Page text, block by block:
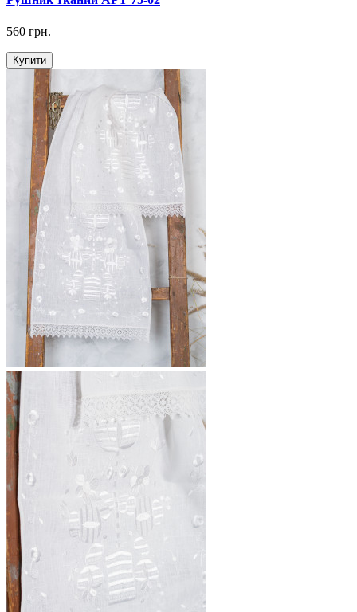
560 грн.
Купити